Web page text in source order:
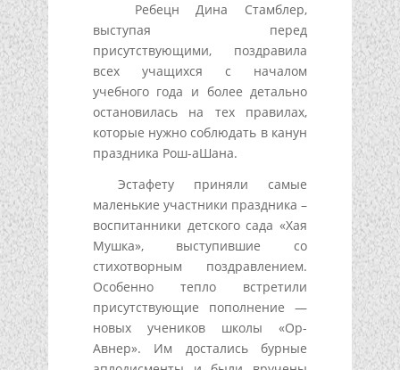
Ребецн Дина Стамблер,
выступая перед
присутствующими, поздравила
всех учащихся с началом
учебного года и более детально
остановилась на тех правилах,
которые нужно соблюдать в канун
праздника Рош-аШана.
Эстафету приняли самые
маленькие участники праздника –
воспитанники детского сада «Хая
Мушка», выступившие со
стихотворным поздравлением.
Особенно тепло встретили
присутствующие пополнение —
новых учеников школы «Ор-
Авнер». Им достались бурные